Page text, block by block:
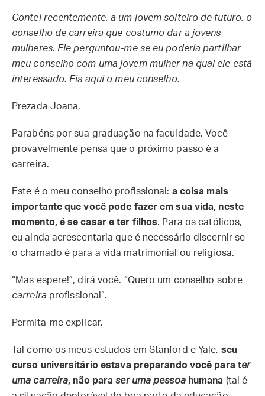
Contei recentemente, a um jovem solteiro de futuro, o
conselho de carreira que costumo dar a jovens
mulheres. Ele perguntou-me se eu poderia partilhar
meu conselho com uma jovem mulher na qual ele está
interessado. Eis aqui o meu conselho.
Prezada Joana,
Parabéns por sua graduação na faculdade. Você
provavelmente pensa que o próximo passo é a
carreira.
Este é o meu conselho profissional: a coisa mais
importante que você pode fazer em sua vida, neste
momento, é se casar e ter filhos. Para os católicos,
eu ainda acrescentaria que é necessário discernir se
o chamado é para a vida matrimonial ou religiosa.
“Mas espere!”, dirá você. “Quero um conselho sobre
carreiraprofissional”.
Permita-me explicar.
Tal como os meus estudos em Stanford e Yale, seu
curso universitário estava preparando você para ter
uma carreira, não paraser uma pessoahumana (tal é